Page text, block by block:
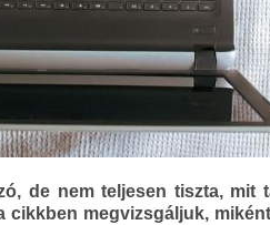
de nem teljesen tiszta, mit
megvizsgáljuk,